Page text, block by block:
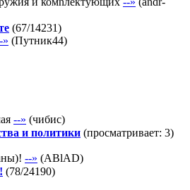
(67/14231)
» (Путник44)
--» (чибис)
и политики (просматривает: 3)
--» (ABlAD)
(78/24190)